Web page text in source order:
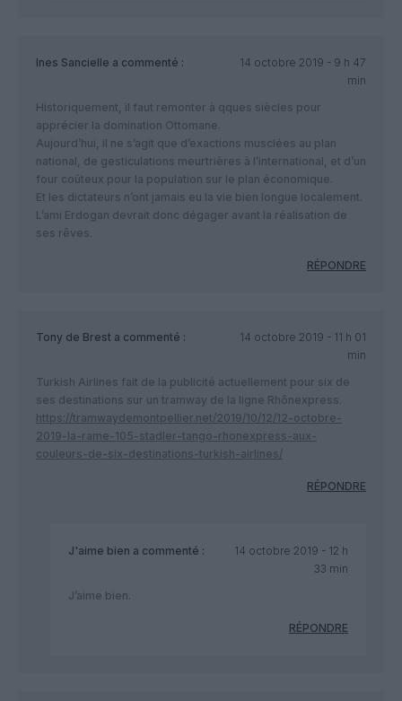
Ines Sancielle a commenté :
14 octobre 2019 - 9 h 47
min
Historiquement, il faut remonter à qques siècles pour
apprécier la domination Ottomane.
Aujourd’hui, il ne s’agit que d’exactions musclées au plan
national, de gesticulations meurtrières à l’international, et d’un
four coûteux pour la population sur le plan économique.
Et les dictateurs n’ont jamais eu la vie bien longue localement.
L’ami Erdogan devrait donc dégager avant la réalisation de
ses rêves.
RÉPONDRE
Tony de Brest a commenté :
14 octobre 2019 - 11 h 01
min
Turkish Airlines fait de la publicité actuellement pour six de
ses destinations sur un tramway de la ligne Rhônexpress.
https://tramwaydemontpellier.net/2019/10/12/12-octobre-
2019-la-rame-105-stadler-tango-rhonexpress-aux-
couleurs-de-six-destinations-turkish-airlines/
RÉPONDRE
J'aime bien a commenté :
14 octobre 2019 - 12 h
33 min
J’aime bien.
RÉPONDRE